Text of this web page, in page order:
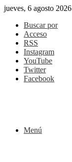
jueves, 6 agosto 2026
Buscar por
Acceso
RSS
Instagram
YouTube
Twitter
Facebook
Menú